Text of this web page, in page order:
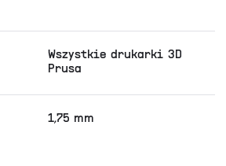
Wszystkie drukarki 3D
Prusa
1,75 mm